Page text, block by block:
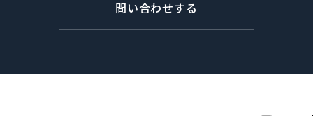
問い合わせする